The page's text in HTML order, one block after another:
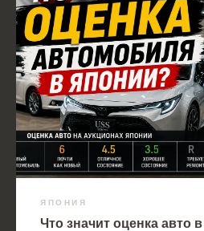
ЯПОНИЯ
Что значит оценка авто